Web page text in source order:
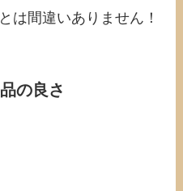
は間違いありません！
の良さ